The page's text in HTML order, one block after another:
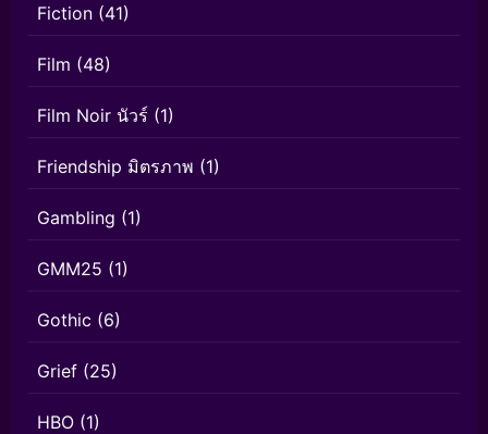
Fiction (41)
Film (48)
Film Noir นัวร์ (1)
Friendship มิตรภาพ (1)
Gambling (1)
GMM25 (1)
Gothic (6)
Grief (25)
HBO (1)